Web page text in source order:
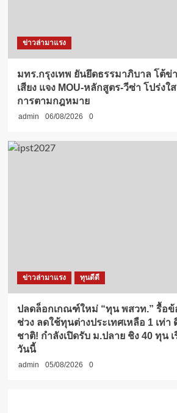
ข่าวล่ามาแรง
มทร.กรุงเทพ ยันยึดธรรมาภิบาล โต้ข่
เสียง แจง MOU-หลักสูตร-วีซ่า โปร่งใ
การตามกฎหมาย
admin 06/08/2026 0
ข่าวล่ามาแรง ทุนดีดี
ปลดล็อกเกณฑ์ใหม่ “ทุน พสวท.” รื้อ
ช่วง ลดใช้ทุนต่างประเทศเหลือ 1 เท่
ชาติ! กำลังเปิดรับ ม.ปลาย ชิง 40 ทุน
วันนี้
admin 05/08/2026 0